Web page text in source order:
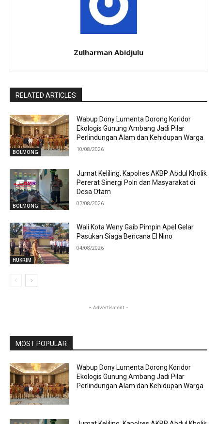
Zulharman Abidjulu
RELATED ARTICLES
BOLMONG
Wabup Dony Lumenta Dorong Koridor
Ekologis Gunung Ambang Jadi Pilar
Perlindungan Alam dan Kehidupan Warga
10/08/2026
BOLMONG
Jumat Keliling, Kapolres AKBP Abdul Kholik
Pererat Sinergi Polri dan Masyarakat di
Desa Otam
07/08/2026
HUKRIM
Wali Kota Weny Gaib Pimpin Apel Gelar
Pasukan Siaga Bencana El Nino
04/08/2026
- Advertisment -
MOST POPULAR
Wabup Dony Lumenta Dorong Koridor
Ekologis Gunung Ambang Jadi Pilar
Perlindungan Alam dan Kehidupan Warga